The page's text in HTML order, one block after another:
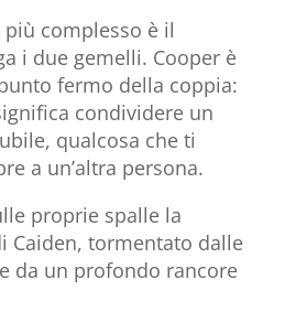
complesso è il
i due gemelli. Cooper è
fermo della coppia:
condividere un
qualcosa che ti
a un’altra persona.
proprie spalle la
Caiden, tormentato dalle
da un profondo rancore